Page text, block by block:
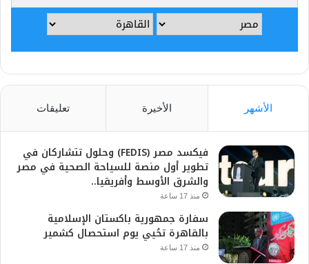
الأشهر الأخيرة تعليقات
فيكسد مصر (FEDIS) وحلول تتشاركان في
تطوير أول منصة للسياحة الصحية في مصر
والشرق الأوسط وأفريقيا..
منذ 17 ساعة
سفارة جمهورية باكستان الإسلامية
بالقاهرة تحُيي يوم استحصال كشمير
منذ 17 ساعة